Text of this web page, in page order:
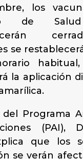
los
de
se
la aplicación
Programa
(PAI),
que los
se verán